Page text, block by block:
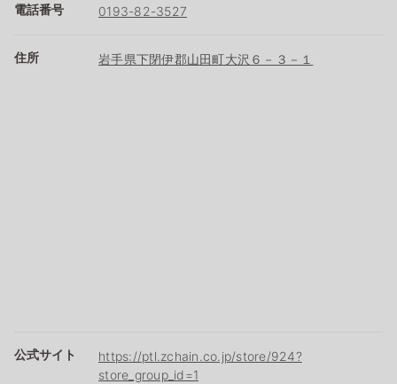
電話番号 0193-82-3527
住所 岩手県下閉伊郡山田町大沢６－３－１
公式サイト
https://ptl.zchain.co.jp/store/924?
store_group_id=1